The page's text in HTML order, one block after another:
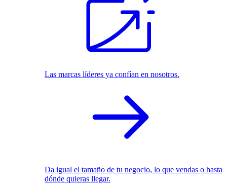
Las marcas líderes ya confían en nosotros.
Da igual el tamaño de tu negocio, lo que vendas o hasta
dónde quieras llegar.